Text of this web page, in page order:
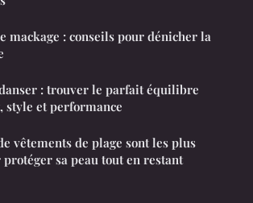
mackage : conseils pour dénicher la
: trouver le parfait équilibre
style et performance
vêtements de plage sont les plus
sa peau tout en restant